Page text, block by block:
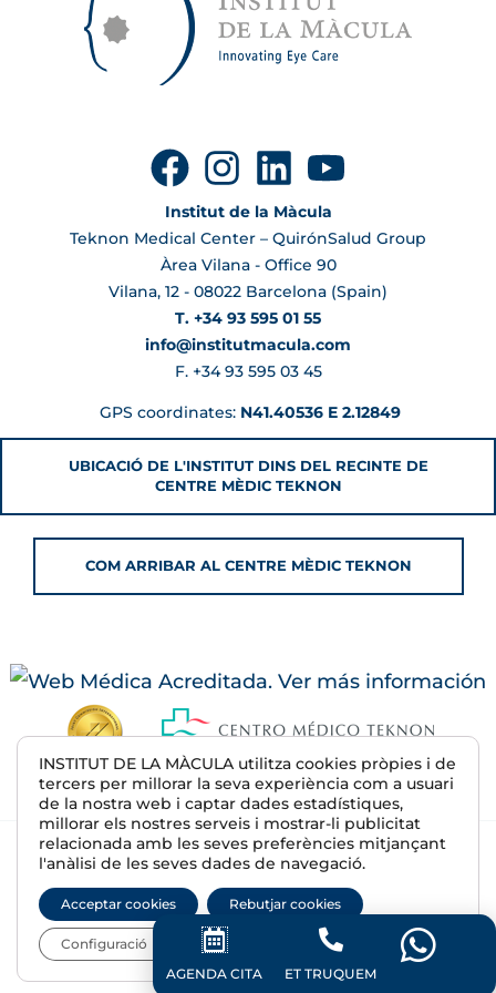
Institut de la Màcula
Teknon Medical Center – QuirónSalud Group
Àrea Vilana - Office 90
Vilana, 12 - 08022 Barcelona (Spain)
T. +34 93 595 01 55
info@institutmacula.com
F. +34 93 595 03 45
GPS coordinates: N41.40536 E 2.12849
UBICACIÓ DE L'INSTITUT DINS DEL RECINTE DE
CENTRE MÈDIC TEKNON
COM ARRIBAR AL CENTRE MÈDIC TEKNON
© 2026 Institut de la Màcula | R.S. E08607500
Avís Legal
Política de privadesa
Política de cookies
Política de privadesa Xarxes Socials
INSTITUT DE LA MÀCULA utilitza cookies pròpies i de
tercers per millorar la seva experiència com a usuari
de la nostra web i captar dades estadístiques,
millorar els nostres serveis i mostrar-li publicitat
relacionada amb les seves preferències mitjançant
l'anàlisi de les seves dades de navegació.
Acceptar cookies Rebutjar cookies
Configuració
AGENDA CITA
ET TRUQUEM